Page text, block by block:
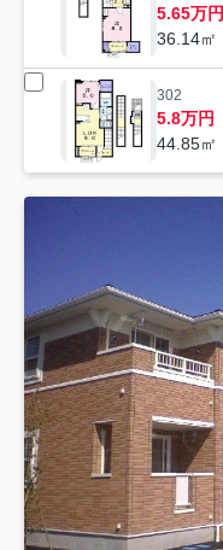
5.65万円
36.14㎡
302
5.8万円
44.85㎡